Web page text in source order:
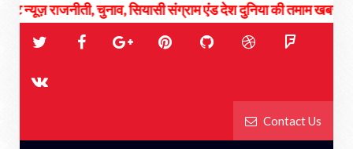
चुनाव, सियासी संग्राम एंड देश दुनिया की तमाम खबरों के लिए जुड़े रहिये
Contact Us